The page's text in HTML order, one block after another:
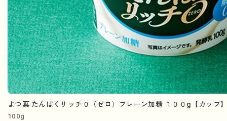
よつ葉 たんぱくリッチ０（ゼロ）プレーン加糖 １００g【カップ
100g